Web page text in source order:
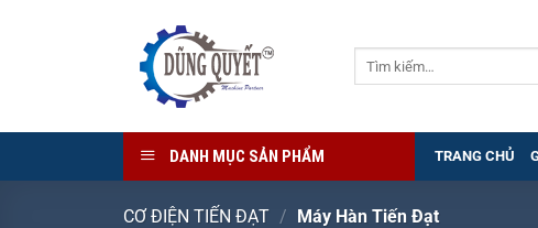
DANH MỤC SẢN PHẨM TRANG CHỦ
CƠ ĐIỆN TIẾN ĐẠT / Máy Hàn Tiến Đạt